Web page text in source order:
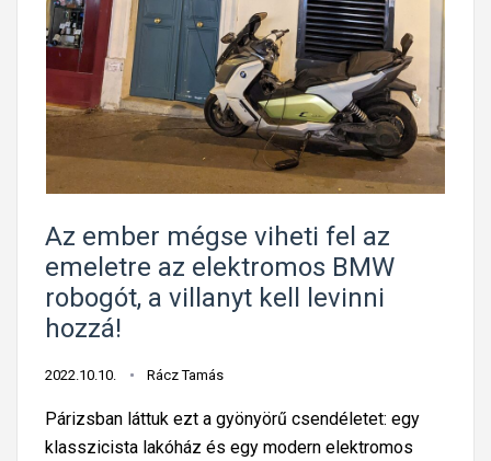
Az ember mégse viheti fel az
emeletre az elektromos BMW
robogót, a villanyt kell levinni
hozzá!
2022.10.10. Rácz Tamás
Párizsban láttuk ezt a gyönyörű csendéletet: egy
klasszicista lakóház és egy modern elektromos